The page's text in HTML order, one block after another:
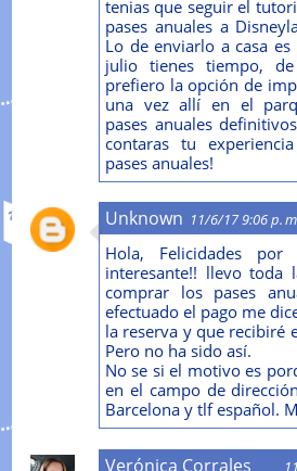
tenias que seguir el
pases anuales a
Lo de enviarlo a casa
julio tienes tiempo,
prefiero la opción de
una vez allí en el
pases anuales
contaras tu
pases anuales!
Unknown 11/6/17 9:06 p.
Hola, Felicidades
interesante!! llevo toda
comprar los pases
efectuado el pago me
la reserva y que recibiré
Pero no ha sido así.
No se si el motivo es
en el campo de
Barcelona y tlf español.
Verónica Corrales